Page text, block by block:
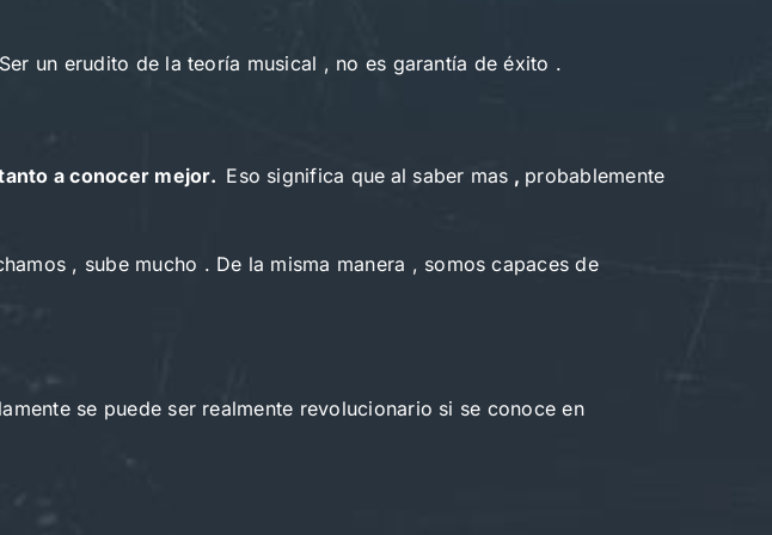
un erudito de la teoría musical , no es garantía de éxito .
a conocer mejor. Eso significa que al saber mas , probablemente
, sube mucho . De la misma manera , somos capaces de
se puede ser realmente revolucionario si se conoce en